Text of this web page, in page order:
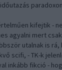
kifejtik -
agyalni mert
utalnak is rá,
scifi, - TK-k
inkább fikció -